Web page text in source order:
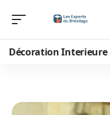
Décoration Interieure